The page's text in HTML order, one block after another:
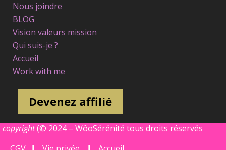
Nous joindre
BLOG
Vision valeurs mission
Qui suis-je ?
Accueil
Work with me
Devenez affilié
copyright(© 2024 – WôoSérénité tous droits réservés